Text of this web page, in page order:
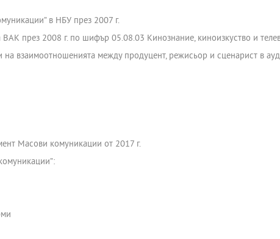
в НБУ през 2007 г.
ВАК през 2008 г. по шифър 05.08.03 Кинознание, киноизкуство и
на взаимоотношенията между продуцент, режисьор и сценарист в
Масови комуникации от 2017 г.